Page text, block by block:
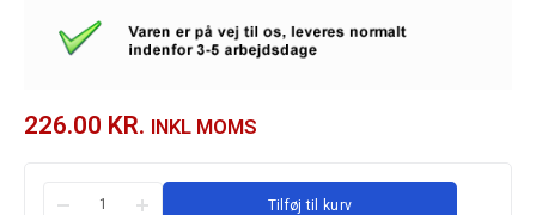
226.00 KR. INKL MOMS
Tilføj til kurv